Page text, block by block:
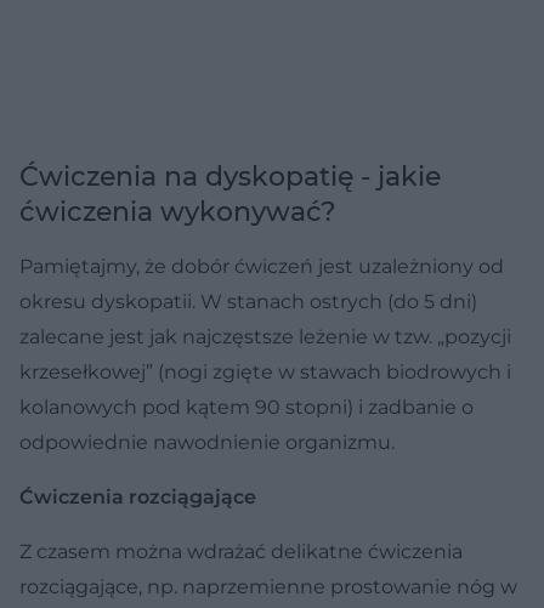
Ćwiczenia na dyskopatię - jakie
ćwiczenia wykonywać?
Pamiętajmy, że dobór ćwiczeń jest uzależniony od
okresu dyskopatii. W stanach ostrych (do 5 dni)
zalecane jest jak najczęstsze leżenie w tzw. „pozycji
krzesełkowej” (nogi zgięte w stawach biodrowych i
kolanowych pod kątem 90 stopni) i zadbanie o
odpowiednie nawodnienie organizmu.
Ćwiczenia rozciągające
Z czasem można wdrażać delikatne ćwiczenia
rozciągające, np. naprzemienne prostowanie nóg w